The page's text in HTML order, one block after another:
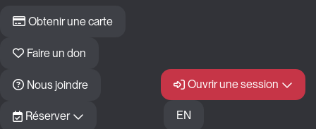
Obtenir une carte
Faire un don
Nous joindre
Réserver
Ouvrir une session
EN